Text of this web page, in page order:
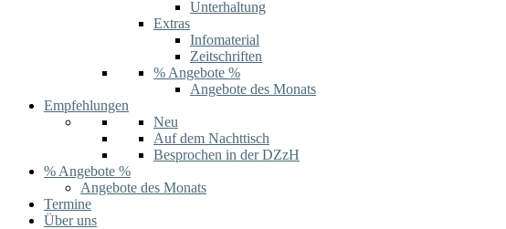
Unterhaltung
Extras
Infomaterial
Zeitschriften
% Angebote %
Angebote des Monats
Empfehlungen
Neu
Auf dem Nachttisch
Besprochen in der DZzH
% Angebote %
Angebote des Monats
Termine
Über uns